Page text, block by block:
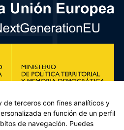
de terceros con fines analíticos y
en función de un perfil
de navegación. Puedes